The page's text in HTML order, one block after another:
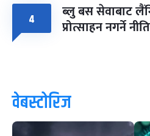
४ ब्लु बस सेवाबाट
प्रोत्साहन नगर्ने
वेबस्टोरिज